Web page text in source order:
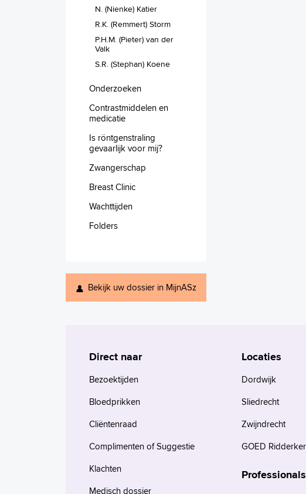
N. (Nienke) Katier
R.K. (Remmert) Storm
P.H.M. (Pieter) van der
Valk
S.R. (Stephan) Koene
Onderzoeken
Contrastmiddelen en
medicatie
Is röntgenstraling
gevaarlijk voor mij?
Zwangerschap
Breast Clinic
Wachttijden
Folders
Bekijk uw dossier in MijnASz
Direct naar
Bezoektijden
Bloedprikken
Cliëntenraad
Complimenten of Suggestie
Klachten
Medisch dossier
Locaties
Dordwijk
Sliedrecht
Zwijndrecht
GOED
Professionals